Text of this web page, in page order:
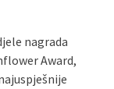
nagrada
Award,